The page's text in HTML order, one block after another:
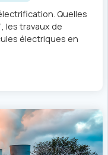
Quelles
les travaux de
électriques en